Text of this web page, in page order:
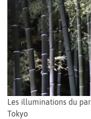
Les illuminations du
Tokyo